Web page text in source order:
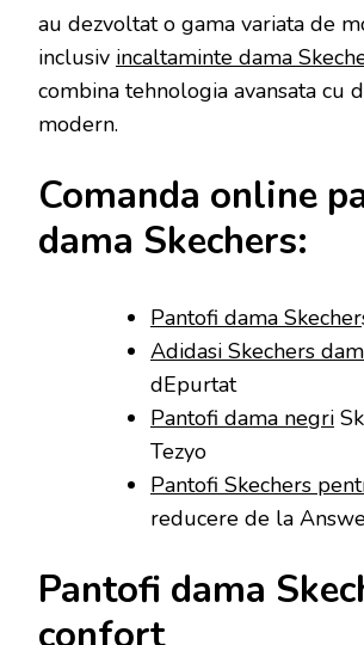
au dezvoltat o gama variata de
inclusiv incaltaminte dama
combina tehnologia avansata cu
modern.
Comanda online
dama Skechers:
Pantofi dama Skecher
Adidasi Skechers
dEpurtat
Pantofi dama negri
Tezyo
Pantofi Skechers
reducere de la
Pantofi dama